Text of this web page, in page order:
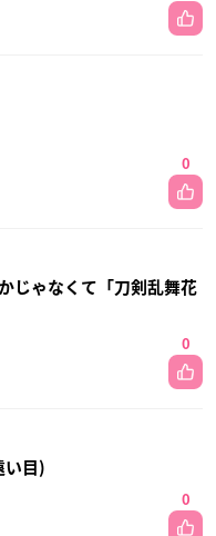
0
じゃなくて「刀剣乱舞花
0
い目)
0